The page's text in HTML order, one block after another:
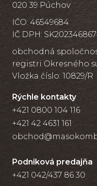
020 39 Púchov
IČO: 46549684
IČ DPH:
obchodná
registri Okresného
Vložka číslo: 10829/R
Rýchle kontakty
+421 0800 104 116
+421 42 4631 161
Podniková predajňa
+421 042/437 86 30